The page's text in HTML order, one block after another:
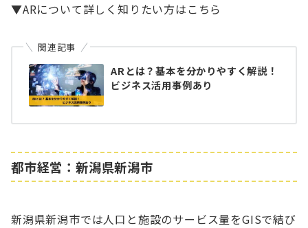
▼ARについて詳しく知りたい方はこちら
関連記事
ARとは？基本を分かりやすく解説！
ビジネス活用事例あり
都市経営：新潟県新潟市
新潟県新潟市では人口と施設のサービス量をGISで結び